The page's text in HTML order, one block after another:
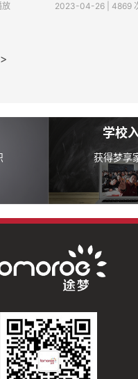
2023-04-26 | 4869
学校
获得梦享